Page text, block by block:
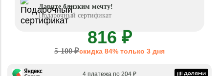
Дарите близким мечту!
Подарочный сертификат
816 ₽
5 100 ₽скидка 84% только 3 дня
4 платежа по 204 ₽